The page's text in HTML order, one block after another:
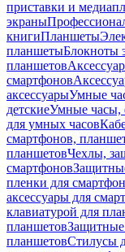
приставки и
экраны
книгиПланшеты
планшетыБлокноты
планшетов
смартфонов
аксессуарыУмные
детскиеУмные часы,
для умных часов
смартфонов,
планшетовЧехлы,
смартфонов
пленки для
аксессуары для
клавиатурой для
планшетовЗащитные
планшетовСтилусы